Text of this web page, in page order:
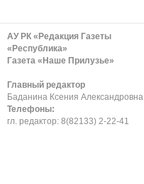
АУ РК «Редакция Газеты
«Республика»
Газета «Наше Прилузье»
Главный редактор
Баданина Ксения Александровна
Телефоны:
гл. редактор: 8(82133) 2-22-41